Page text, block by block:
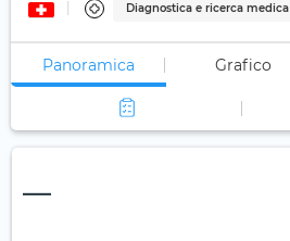
Diagnostica e ricerca medica
Panoramica Grafico
—